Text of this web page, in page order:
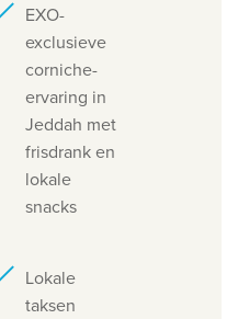
EXO-
exclusieve
corniche-
ervaring in
Jeddah met
frisdrank en
lokale
snacks
Lokale
taksen